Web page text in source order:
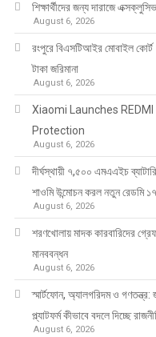
শিক্ষার্থীদের জন্য দারাজে
August 6, 2026
রংপুরে বিএসটিআইর মোবাইল
টাকা জরিমানা
August 6, 2026
Xiaomi Launches
Protection
August 6, 2026
দীর্ঘস্থায়ী ৭,৫০০ এমএএইচ
শাওমি উন্মোচন করল নতুন রেডমি ১৭
August 6, 2026
শরণখোলায় মাদক কারবারিদের
মানববন্ধন
August 6, 2026
স্মার্টফোন, অ্যালগরিদম ও
প্ল্যাটফর্ম কীভাবে বদলে দিচ্ছে
August 6, 2026